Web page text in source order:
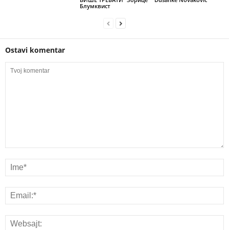
Блумквист
Ostavi komentar